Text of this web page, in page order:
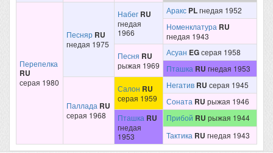
Перепелка
RU
серая 1980
Песняр RU
гнедая 1975
Набег RU
гнедая
1966
Аракс PLгнедая 1952
Номенклатура RU
гнедая 1943
Песня RU
рыжая 1969
Асуан EGсерая 1958
Пташка RU гнедая 1953
Паллада RU
серая 1968
Салон RU
серая 1959
Негатив RU серая 1945
Соната RU рыжая 1946
Пташка RU
гнедая
1953
Прибой RU рыжая 1944
Тактика RU гнедая 1943